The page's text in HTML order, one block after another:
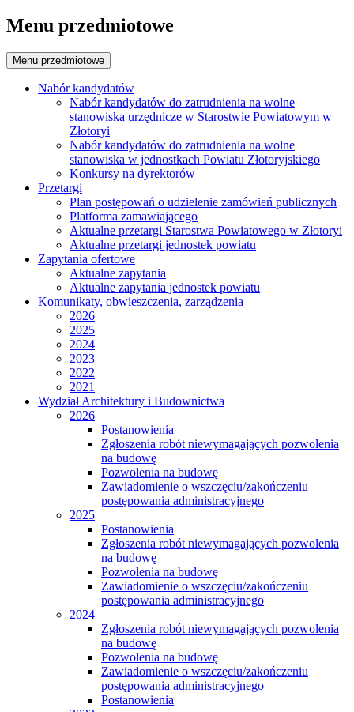
Menu przedmiotowe
Menu przedmiotowe
Nabór kandydatów
Nabór kandydatów do zatrudnienia na wolne
stanowiska urzędnicze w Starostwie Powiatowym w
Złotoryi
Nabór kandydatów do zatrudnienia na wolne
stanowiska w jednostkach Powiatu Złotoryjskiego
Konkursy na dyrektorów
Przetargi
Plan postępowań o udzielenie zamówień publicznych
Platforma zamawiającego
Aktualne przetargi Starostwa Powiatowego w Złotoryi
Aktualne przetargi jednostek powiatu
Zapytania ofertowe
Aktualne zapytania
Aktualne zapytania jednostek powiatu
Komunikaty, obwieszczenia, zarządzenia
2026
2025
2024
2023
2022
2021
Wydział Architektury i Budownictwa
2026
Postanowienia
Zgłoszenia robót niewymagających pozwolenia
na budowę
Pozwolenia na budowę
Zawiadomienie o wszczęciu/zakończeniu
postępowania administracyjnego
2025
Postanowienia
Zgłoszenia robót niewymagających pozwolenia
na budowę
Pozwolenia na budowę
Zawiadomienie o wszczęciu/zakończeniu
postępowania administracyjnego
2024
Zgłoszenia robót niewymagających pozwolenia
na budowę
Pozwolenia na budowę
Zawiadomienie o wszczęciu/zakończeniu
postępowania administracyjnego
Postanowienia